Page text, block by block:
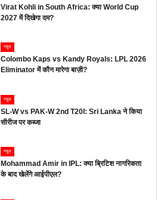
Virat Kohli in South Africa: क्या World Cup
2027 में दिखेगा दम?
न्यूज
Colombo Kaps vs Kandy Royals: LPL 2026
Eliminator में कौन मारेगा बाज़ी?
न्यूज
SL-W vs PAK-W 2nd T20I: Sri Lanka ने किया
सीरीज पर कब्जा
न्यूज
Mohammad Amir in IPL: क्या ब्रिटिश नागरिकता
के बाद खेलेंगे आईपीएल?